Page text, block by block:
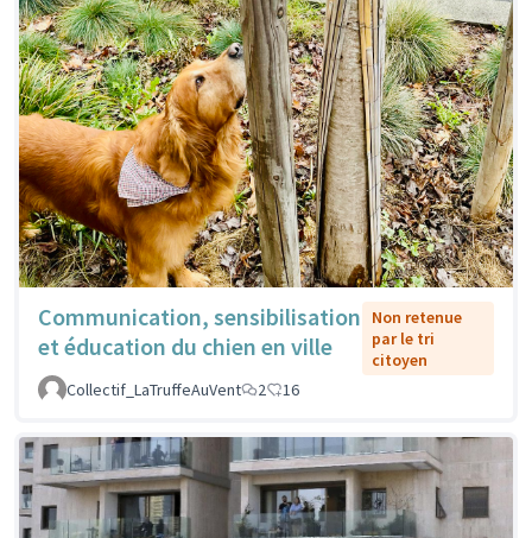
Communication, sensibilisation
et éducation du chien en ville
Non retenue
par le tri
citoyen
Collectif_LaTruffeAuVent
2 16